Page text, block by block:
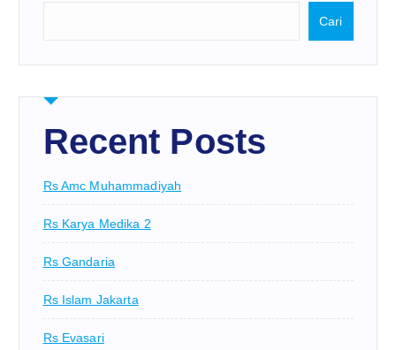
Cari
Recent Posts
Rs Amc Muhammadiyah
Rs Karya Medika 2
Rs Gandaria
Rs Islam Jakarta
Rs Evasari